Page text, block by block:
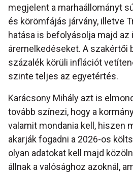
megjelent a marhaállományt
és körömfájás járvány, illetve
hatása is befolyásolja majd az
áremelkedéseket. A szakértői
százalék körüli inflációt
szinte teljes az egyetértés.
Karácsony Mihály azt is
tovább színezi, hogy a
valamit mondania kell, hiszen
akarják fogadni a 2026-os
olyan adatokat kell majd
állnak a valósághoz azoknál,